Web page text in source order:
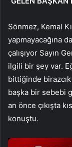
Sönmez, Kemal
yapmayacağına
çalışıyor Sayın
ilgili bir şey var.
bittiğinde
başka bir sebebi
an önce çıkışta
konuştu.